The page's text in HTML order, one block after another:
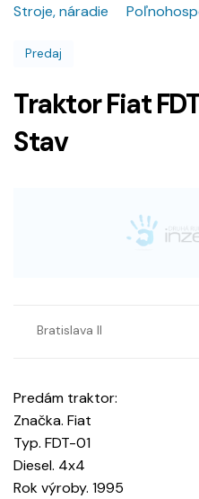
Stroje, náradie
Predaj
Traktor Fiat
Stav
Bratislava II
Predám traktor:
Značka. Fiat
Typ. FDT-01
Diesel. 4x4
Rok výroby. 1995